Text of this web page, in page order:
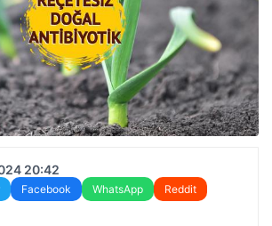
20:42
Facebook WhatsApp
Reddit